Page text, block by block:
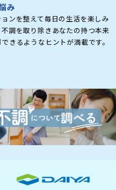
み
ンを整えて毎日の生活を楽しみ
調を取り除きあなたの持つ本来
きるようなヒントが満載です。